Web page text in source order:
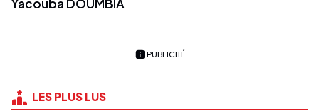
Yacouba DOUMBIA
PUBLICITÉ
LES PLUS LUS